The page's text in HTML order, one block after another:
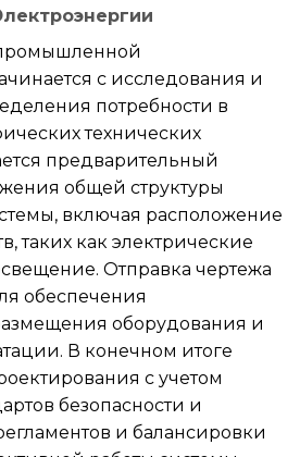
с исследования и
потребности в
технических
предварительный
общей структуры
включая расположение
таких как электрические
Отправка чертежа
обеспечения
оборудования и
В конечном итоге
с учетом
безопасности и
и балансировки